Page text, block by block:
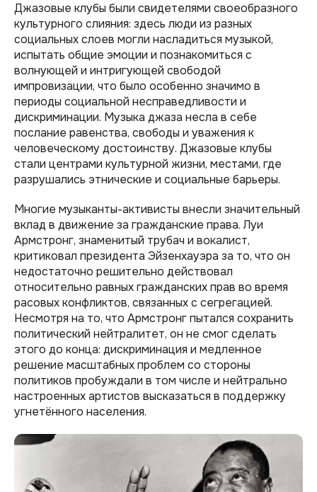
Джазовые клубы были свидетелями своеобразного
культурного слияния: здесь люди из разных
социальных слоев могли насладиться музыкой,
испытать общие эмоции и познакомиться с
волнующей и интригующей свободой
импровизации, что было особенно значимо в
периоды социальной несправедливости и
дискриминации. Музыка джаза несла в себе
послание равенства, свободы и уважения к
человеческому достоинству. Джазовые клубы
стали центрами культурной жизни, местами, где
разрушались этнические и социальные барьеры.
Многие музыканты-активисты внесли значительный
вклад в движение за гражданские права. Луи
Армстронг, знаменитый трубач и вокалист,
критиковал президента Эйзенхауэра за то, что он
недостаточно решительно действовал
относительно равных гражданских прав во время
расовых конфликтов, связанных с сегрегацией.
Несмотря на то, что Армстронг пытался сохранить
политический нейтралитет, он не смог сделать
этого до конца: дискриминация и медленное
решение масштабных проблем со стороны
политиков пробуждали в том числе и нейтрально
настроенных артистов высказаться в поддержку
угнетённого населения.